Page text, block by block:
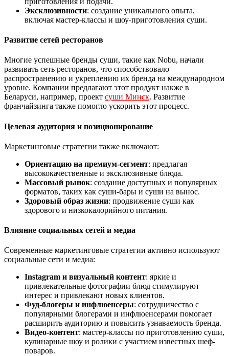
Эксклюзивности: создание уникального опыта,
включая мастер-классы и шоу-приготовления суши.
Развитие сетей ресторанов
Многие успешные бренды суши, такие как Nobu, начали
развивать сеть ресторанов, что способствовало
распространению и укреплению их бренда на международном
уровне. Компании предлагают этот продукт накже в
Беларуси, например, проект суши Минск. Развитие
франчайзинга также помогло ускорить этот процесс.
Целевая аудитория и позиционирование
Маркетинговые стратегии также включают:
Ориентацию на премиум-сегмент: предлагая
высококачественные и эксклюзивные блюда.
Массовый рынок: создание доступных и популярных
форматов, таких как суши-бары и суши на вынос.
Здоровый образ жизни: продвижение суши как
здорового и низкокалорийного питания.
Влияние социальных сетей и медиа
Современные маркетинговые стратегии активно используют
социальные сети и медиа:
Instagram и визуальный контент: яркие и
привлекательные фотографии блюд стимулируют
интерес и привлекают новых клиентов.
Фуд-блогеры и инфлюенсеры: сотрудничество с
популярными блогерами и инфлюенсерами помогает
расширить аудиторию и повысить узнаваемость бренда.
Видео-контент: мастер-классы по приготовлению суши,
кулинарные шоу и ролики с участием известных шеф-
поваров.